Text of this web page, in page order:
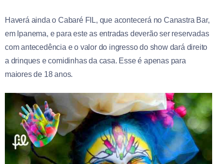
Haverá ainda o Cabaré FIL, que acontecerá no Canastra Bar,
em Ipanema, e para este as entradas deverão ser reservadas
com antecedência e o valor do ingresso do show dará direito
a drinques e comidinhas da casa. Esse é apenas para
maiores de 18 anos.